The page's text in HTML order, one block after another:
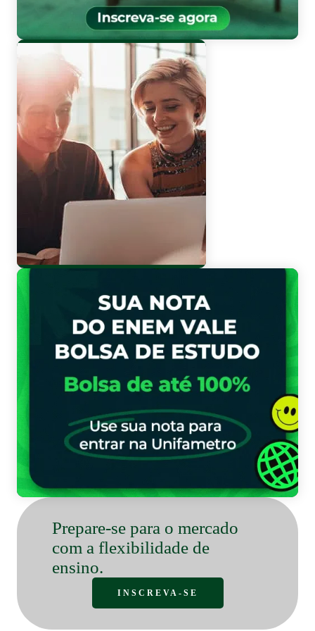
Prepare-se para o mercado
com a flexibilidade de
ensino.
INSCREVA-SE